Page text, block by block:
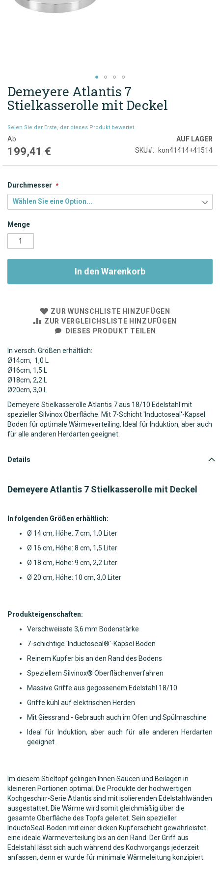
Zum
Anfang
der
springen
Demeyere Atlantis 7
Stielkasserolle mit Deckel
Seien Sie der Erste, der dieses Produkt bewertet
Ab
199,41 €
AUF LAGER
SKU
kon41414+41514
Durchmesser
Menge
In den Warenkorb
ZUR WUNSCHLISTE HINZUFÜGEN
ZUR VERGLEICHSLISTE HINZUFÜGEN
DIESES PRODUKT TEILEN
In versch. Größen erhältlich:
Ø14cm, 1,0 L
Ø16cm, 1,5 L
Ø18cm, 2,2 L
Ø20cm, 3,0 L
Demeyere Stielkasserolle Atlantis 7 aus 18/10 Edelstahl mit
spezieller Silvinox Oberfläche. Mit 7-Schicht 'Inductoseal'-Kapsel
Boden für optimale Wärmeverteiling. Ideal für Induktion, aber auch
für alle anderen Herdarten geeignet.
Details
Demeyere Atlantis 7 Stielkasserolle mit Deckel
In folgenden Größen erhältlich:
Ø 14 cm, Höhe: 7 cm, 1,0 Liter
Ø 16 cm, Höhe: 8 cm, 1,5 Liter
Ø 18 cm, Höhe: 9 cm, 2,2 Liter
Ø 20 cm, Höhe: 10 cm, 3,0 Liter
Produkteigenschaften:
Verschweisste 3,6 mm Bodenstärke
7-schichtige 'Inductoseal®'-Kapsel Boden
Reinem Kupfer bis an den Rand des Bodens
Speziellem Silvinox® Oberflächenverfahren
Massive Griffe aus gegossenem Edelstahl 18/10
Griffe kühl auf elektrischen Herden
Mit Giessrand - Gebrauch auch im Ofen und Spülmaschine
Ideal für Induktion, aber auch für alle anderen Herdarten
geeignet.
Im diesem Stieltopf gelingen Ihnen Saucen und Beilagen in
kleineren Portionen optimal. Die Produkte der hochwertigen
Kochgeschirr-Serie Atlantis sind mit isolierenden Edelstahlwänden
ausgestattet. Die Wärme wird somit gleichmäßig über die
gesamte Oberfläche des Topfs geleitet. Sein spezieller
InductoSeal-Boden mit einer dicken Kupferschicht gewährleistet
eine ideale Wärmeverteilung bis an den Rand. Der Griff aus
Edelstahl lässt sich auch während des Kochvorgangs jederzeit
anfassen, denn er wurde für minimale Wärmeleitung konzipiert.